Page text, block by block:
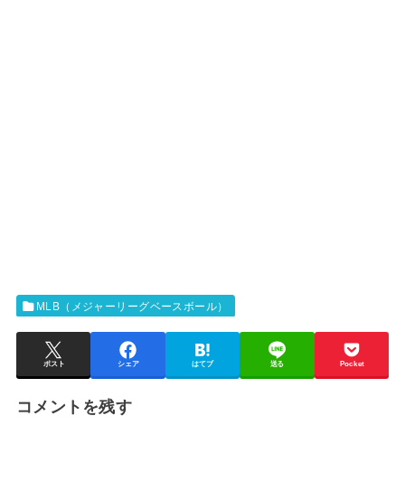
MLB（メジャーリーグベースボール）
ポスト シェア はてブ 送る Pocket
コメントを残す